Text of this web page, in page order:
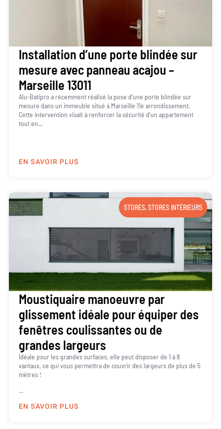
Installation d’une porte blindée sur
mesure avec panneau acajou –
Marseille 13011
Alu-Batipro a récemment réalisé la pose d’une porte blindée sur
mesure dans un immeuble situé à Marseille 11e arrondissement.
Cette intervention visait à renforcer la sécurité d’un appartement
tout en...
EN SAVOIR PLUS
STORES,STORES INTÉRIEURS
Moustiquaire manoeuvre par
glissement idéale pour équiper des
fenêtres coulissantes ou de
grandes largeurs
Idéale pour les grandes surfaces, elle peut disposer de 1 à 8
vantaux, ce qui vous permettra de couvrir des largeurs de plus de 5
mètres !
...
EN SAVOIR PLUS